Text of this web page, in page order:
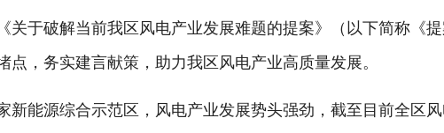
于破解当前我区风电产业发展难题的提案》（以下简称《
，务实建言献策，助力我区风电产业高质量发展。
源综合示范区，风电产业发展势头强劲，截至目前全区风